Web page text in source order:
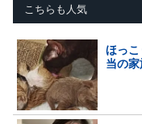
こちらも人気
ほっ
当の